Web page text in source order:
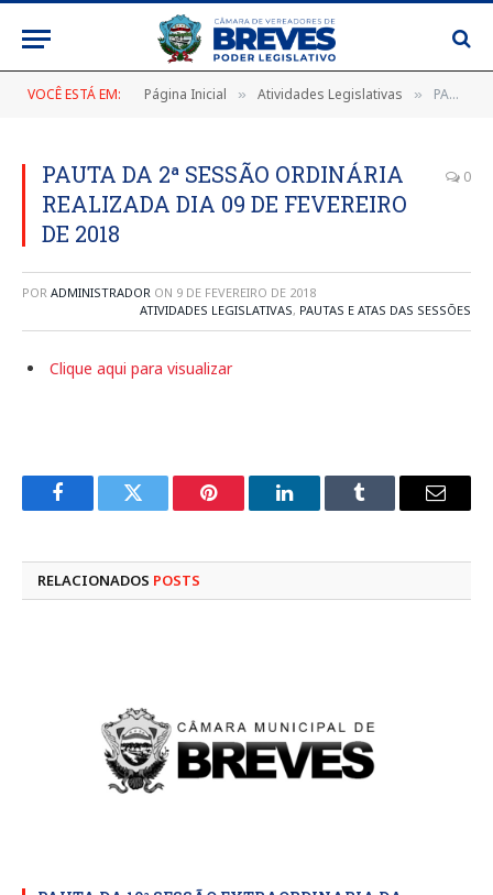
VOCÊ ESTÁ EM: Página Inicial » Atividades Legislativas » PAUTA DA 2ª SESSÃO ORDINÁRIA REALIZADA DIA 09 DE FEVEREIRO DE 2018
PAUTA DA 2ª SESSÃO ORDINÁRIA
REALIZADA DIA 09 DE FEVEREIRO
DE 2018
0
POR ADMINISTRADOR ON 9 DE FEVEREIRO DE 2018
ATIVIDADES LEGISLATIVAS, PAUTAS E ATAS DAS SESSÕES
Clique aqui para visualizar
FacebookTwitter Pinterest LinkedInTumblr
E-
RELACIONADOS POSTS